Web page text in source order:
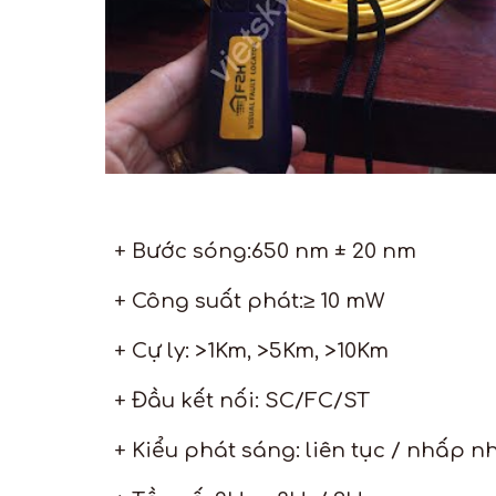
+ Bước sóng:650 nm ± 20 nm
+ Công suất phát:≥ 10 mW
+ Cự ly: >1Km, >5Km, >10Km
+ Đầu kết nối: SC/FC/ST
+ Kiểu phát sáng: liên tục / nhấp